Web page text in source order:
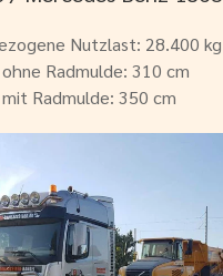
Nutzlast: 28.400 kg
Radmulde: 310 cm
Radmulde: 350 cm